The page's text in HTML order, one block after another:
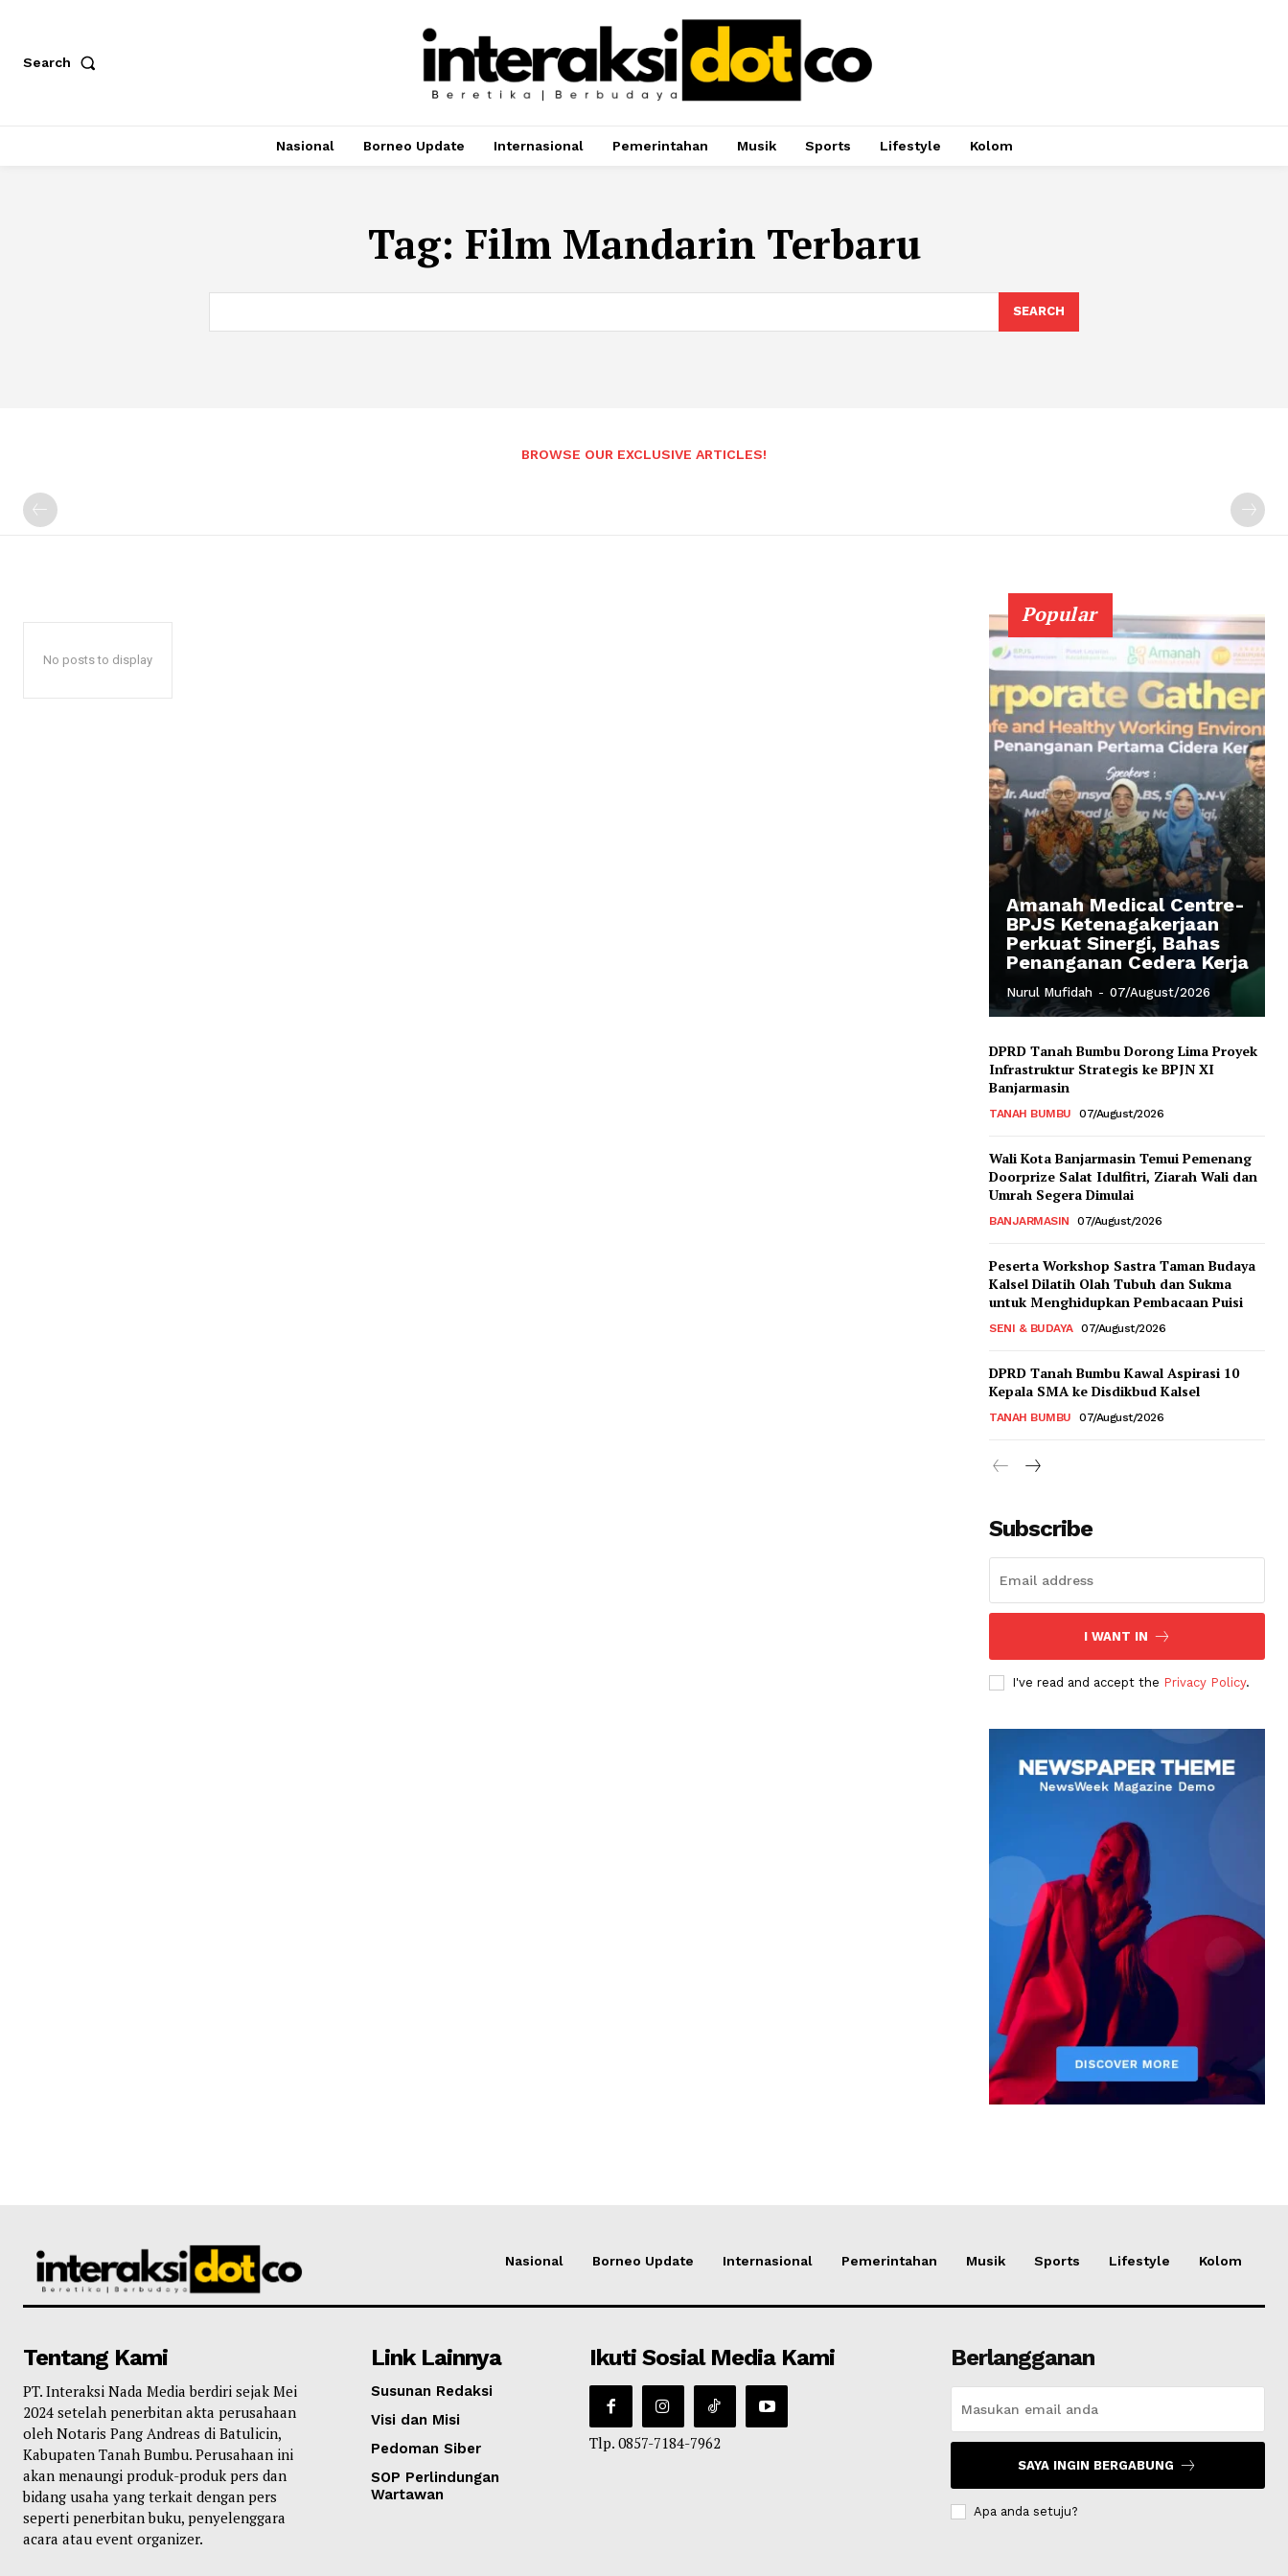
Search
Nasional Borneo Update Internasional Pemerintahan Musik Sports Lifestyle Kolom
Tag: Film Mandarin Terbaru
SEARCH
BROWSE OUR EXCLUSIVE ARTICLES!
No posts to display
Popular
Amanah Medical Centre-
BPJS Ketenagakerjaan
Perkuat Sinergi, Bahas
Penanganan Cedera Kerja
Nurul Mufidah - 07/August/2026
DPRD Tanah Bumbu Dorong Lima Proyek
Infrastruktur Strategis ke BPJN XI
Banjarmasin
TANAH BUMBU 07/August/2026
Wali Kota Banjarmasin Temui Pemenang
Doorprize Salat Idulfitri, Ziarah Wali dan
Umrah Segera Dimulai
BANJARMASIN 07/August/2026
Peserta Workshop Sastra Taman Budaya
Kalsel Dilatih Olah Tubuh dan Sukma
untuk Menghidupkan Pembacaan Puisi
SENI & BUDAYA 07/August/2026
DPRD Tanah Bumbu Kawal Aspirasi 10
Kepala SMA ke Disdikbud Kalsel
TANAH BUMBU 07/August/2026
Subscribe
I WANT IN
I've read and accept the Privacy Policy.
Nasional Borneo Update Internasional Pemerintahan Musik Sports Lifestyle Kolom
Tentang Kami
PT. Interaksi Nada Media berdiri sejak Mei
2024 setelah penerbitan akta perusahaan
oleh Notaris Pang Andreas di Batulicin,
Kabupaten Tanah Bumbu. Perusahaan ini
akan menaungi produk-produk pers dan
bidang usaha yang terkait dengan pers
seperti penerbitan buku, penyelenggara
acara atau event organizer.
Link Lainnya
Susunan Redaksi
Visi dan Misi
Pedoman Siber
SOP Perlindungan
Wartawan
Ikuti Sosial Media Kami
Tlp. 0857-7184-7962
Berlangganan
SAYA INGIN BERGABUNG
Apa anda setuju?